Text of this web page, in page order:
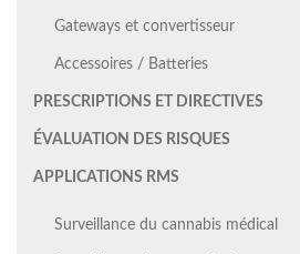
Gateways et convertisseur
Accessoires / Batteries
PRESCRIPTIONS ET DIRECTIVES
ÉVALUATION DES RISQUES
APPLICATIONS RMS
Surveillance du cannabis médical